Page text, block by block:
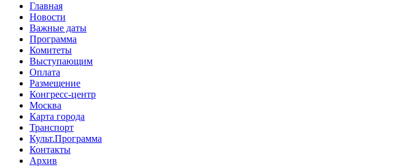
Главная
Новости
Важные даты
Программа
Комитеты
Выступающим
Оплата
Размещение
Конгресс-центр
Москва
Карта города
Транспорт
Культ.Программа
Контакты
Архив